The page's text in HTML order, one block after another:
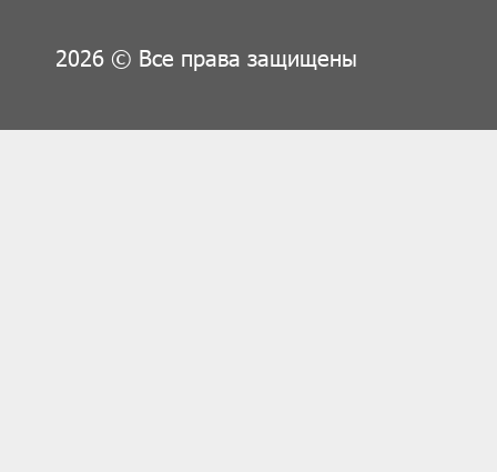
2026 © Все права защищены